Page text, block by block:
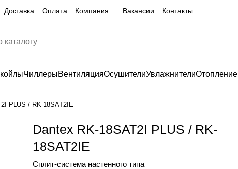
Доставка Оплата Компания Вакансии Контакты
ЧиллерыВентиляцияОсушителиУвлажнителиОтопление
PLUS / RK-18SAT2IE
Dantex RK-18SAT2I PLUS / RK-
18SAT2IE
Сплит-система настенного типа